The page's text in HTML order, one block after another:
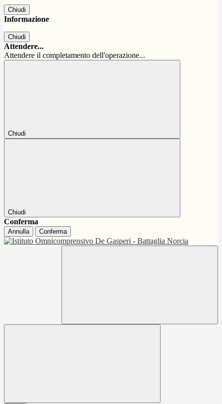
Chiudi
Informazione
Chiudi
Attendere...
Attendere il completamento dell'operazione...
Chiudi
Chiudi
Conferma
Annulla Conferma